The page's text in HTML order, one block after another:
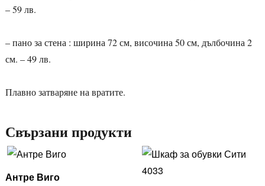
– 59 лв.
– пано за стена : ширина 72 см, височина 50 см, дълбочина 2
см. – 49 лв.
Плавно затваряне на вратите.
Свързани продукти
Антре Виго